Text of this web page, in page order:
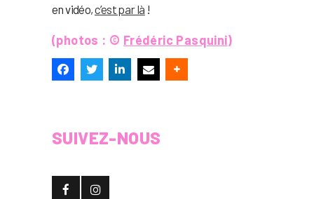
en vidéo,c’est par là !
(photos : © Frédéric Pasquini)
SUIVEZ-NOUS